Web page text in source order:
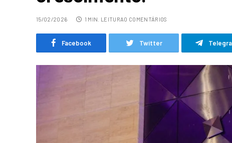
15/02/2026 1 MIN. LEITURA0 COMENTÁRIOS
Facebook Twitter